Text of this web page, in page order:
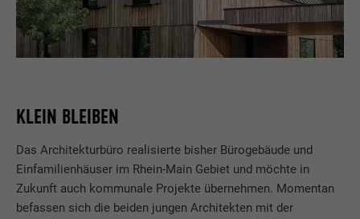
KLEIN BLEIBEN
Das Architekturbüro realisierte bisher Bürogebäude und
Einfamilienhäuser im Rhein-Main Gebiet und möchte in
Zukunft auch kommunale Projekte übernehmen. Momentan
befassen sich die beiden jungen Architekten mit der